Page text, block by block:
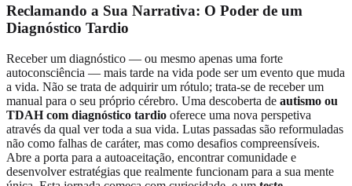
Reclamando a Sua Narrativa: O Poder de um
Diagnóstico Tardio
Receber um diagnóstico — ou mesmo apenas uma forte
autoconsciência — mais tarde na vida pode ser um evento que muda
a vida. Não se trata de adquirir um rótulo; trata-se de receber um
manual para o seu próprio cérebro. Uma descoberta de autismo ou
TDAH com diagnóstico tardio oferece uma nova perspetiva
através da qual ver toda a sua vida. Lutas passadas são reformuladas
não como falhas de caráter, mas como desafios compreensíveis.
Abre a porta para a autoaceitação, encontrar comunidade e
desenvolver estratégias que realmente funcionam para a sua mente